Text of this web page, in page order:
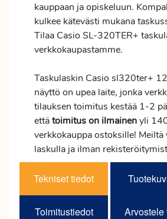
kauppaan ja opiskeluun.
kulkee kätevästi mukana
Tilaa Casio SL-320TER+
verkkokaupastamme.
Taskulaskin Casio sl320ter+
näyttö on upea laite, jonka
tilauksen toimitus kestää 1-2
ettätoimituson ilmainenyli
verkkokauppa ostoksille! Meiltä
laskulla ja ilman
Tekniset tiedot
Toimitustiedot Arvostele